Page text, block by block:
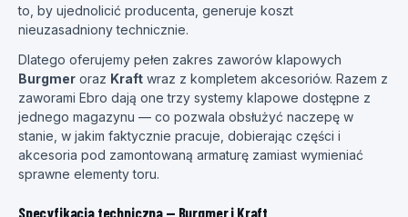
to, by ujednolicić producenta, generuje koszt
nieuzasadniony technicznie.
Dlatego oferujemy pełen zakres zaworów klapowych
Burgmer oraz Kraft wraz z kompletem akcesoriów. Razem z
zaworami Ebro dają one trzy systemy klapowe dostępne z
jednego magazynu — co pozwala obsłużyć naczepę w
stanie, w jakim faktycznie pracuje, dobierając części i
akcesoria pod zamontowaną armaturę zamiast wymieniać
sprawne elementy toru.
Specyfikacja techniczna — Burgmer i Kraft